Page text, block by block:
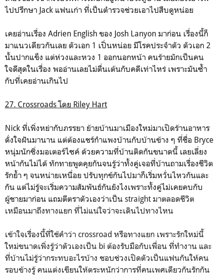
ไปปรึกษา Jack แฟนเก่า ที่เป็นตำรวจช่วยเอาไปสืบดูหน่อย
เคยอ่านเรื่อง Adrien English ของ Josh Lanyon มาก่อน เรื่องนี้ก็
มาแนวเดียวกันเลย ตัวเอก 1 เปิ่นหน่อย มีโรคประจำตัว ตัวเอก 2
นั้นปากแข็ง แต่ห่วงและหวง 1 ออกนอกหน้า คนร้ายมักเป็นคน
ใจดีสุดในเรื่อง พออ่านเลยไม่ตื่นเต้นกับคดีเท่าไหร่ เพราะมันซ้ำ
กับที่เคยอ่านเกินไป
27. Crossroads โดย Riley Hart
Nick ที่เพิ่งหย่ากับภรรยา ย้ายบ้านมาเมืองใหม่มาเปิดร้านอาหาร
ดั่งใจฝันมานาน แต่ต้องแชร์กำแพงบ้านกับบ้านข้าง ๆ ที่ชื่อ Bryce
หนุ่มนักซิ่งมอเตอร์ไซค์ ด้วยความที่บ้านติดกันขนาดนี้ เลยเลี่ยง
หน้ากันไม่ได้ ทักทายพูดคุยกันจนรู้ว่าทั้งคู่เจอที่บ้านถามเรื่องชีวิต
รักย้ำ ๆ จนหน่ายเหนื่อย ปรับทุกข์กันไปมาก็เริ่มหวั่นไหวกันและ
กัน แต่ไม่รู้จะเริ่มความสัมพันธ์กันยังไงเพราะทั้งคู่ไม่เคยคบกับ
ผู้ชายมาก่อน แถมตีตราตัวเองว่าเป็น straight มาตลอดชีวิต
เหมือนมาถึงทางแยก ที่ไม่แน่ใจว่าจะเดินไปทางไหน
เข้าใจเรื่องนี้ที่ใช้คำว่า crossroad หรือทางแยก เพราะรักใหม่นี้
ใหม่ขนาดเพิ่งรู้ว่าตัวเองเป็น bi ต้องรับมือกับเพื่อน ที่ทำงาน และ
ที่บ้านไม่รู้ว่ากระทบอะไรบ้าง ชอบช่วงเปิดตัวเป็นแฟนกันให้คน
รอบข้างรู้ คนแต่งเขียนให้ตระหนักว่าการที่คนเพศเดียวกันรักกัน